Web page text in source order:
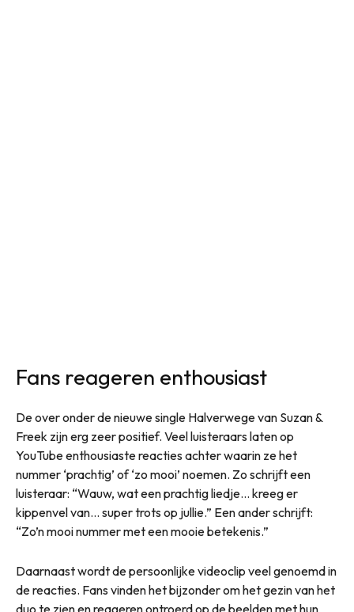
Fans reageren enthousiast
De over onder de nieuwe single Halverwege van Suzan &
Freek zijn erg zeer positief. Veel luisteraars laten op
YouTube enthousiaste reacties achter waarin ze het
nummer ‘prachtig’ of ‘zo mooi’ noemen. Zo schrijft een
luisteraar: “Wauw, wat een prachtig liedje… kreeg er
kippenvel van… super trots op jullie.” Een ander schrijft:
“Zo’n mooi nummer met een mooie betekenis.”
Daarnaast wordt de persoonlijke videoclip veel genoemd in
de reacties. Fans vinden het bijzonder om het gezin van het